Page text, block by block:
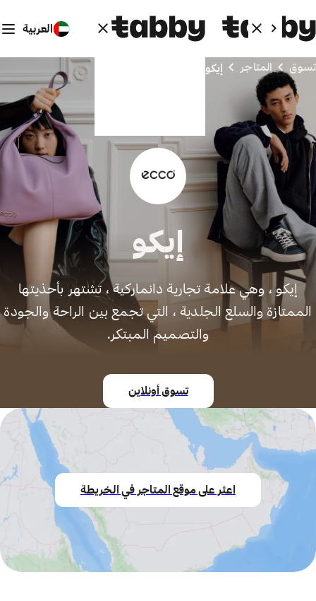
العربية
تسوق المتاجر إيكو
إيكو
إيكو ، وهي علامة تجارية دانماركية ، تشتهر بأحذيتها
الممتازة والسلع الجلدية ، التي تجمع بين الراحة والجودة
والتصميم المبتكر.
تسوق أونلاين
اعثر على موقع المتاجر في الخريطة